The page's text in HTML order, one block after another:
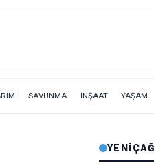
SAVUNMA İNŞAAT YAŞAM